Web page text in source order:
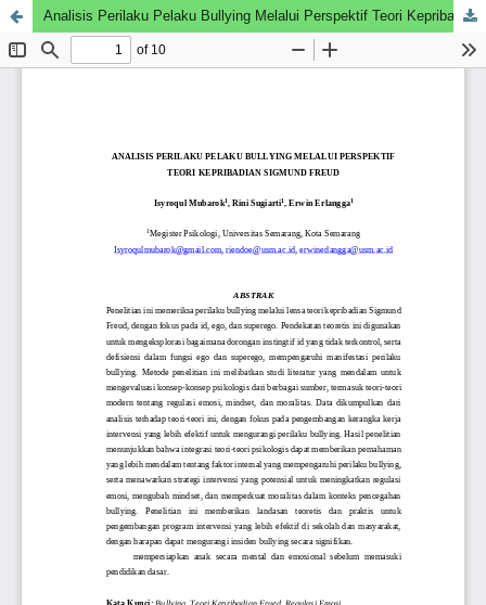
Analisis Perilaku Pelaku Bullying Melalui Perspektif Teori Kepribadian Sigmund Freud